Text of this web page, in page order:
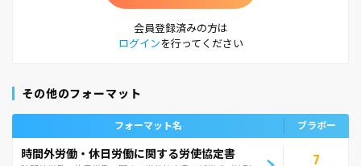
会員登録済みの方は
ログインを行ってください
その他のフォーマット
フォーマット名 ブラボー
時間外労働・休日労働に関する労使協定書 7